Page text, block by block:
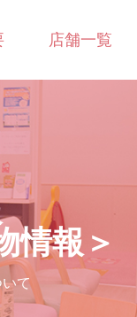
店舗一覧
情報＞
て